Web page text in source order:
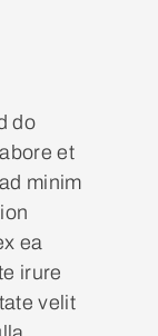
do
et
minim
ea
irure
velit